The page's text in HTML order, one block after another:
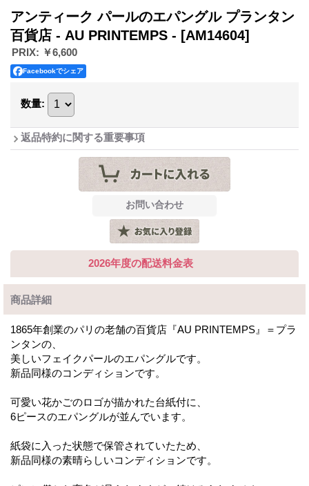
アンティーク パールのエパングル プランタン
百貨店 - AU PRINTEMPS - [AM14604]
PRIX: ￥6,600
Facebookでシェア
数量:
返品特約に関する重要事項
2026年度の配送料金表
商品詳細
1865年創業のパリの老舗の百貨店『AU PRINTEMPS』＝プラ
ンタンの、
美しいフェイクパールのエパングルです。
新品同様のコンディションです。
可愛い花かごのロゴが描かれた台紙付に、
6ピースのエパングルが並んでいます。
紙袋に入った状態で保管されていたため、
新品同様の素晴らしいコンディションです。